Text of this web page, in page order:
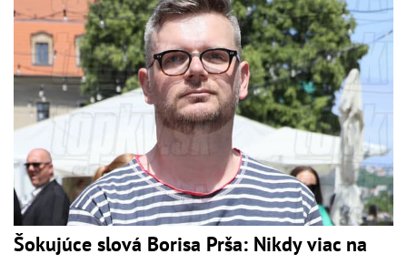
Šokujúce slová Borisa Prša: Nikdy viac na